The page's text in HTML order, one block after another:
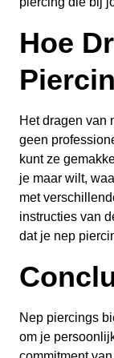
Hoe
Het dragen van
geen
kunt ze
je maar wilt,
met
instructies van
dat je nep
Nep piercings
om je